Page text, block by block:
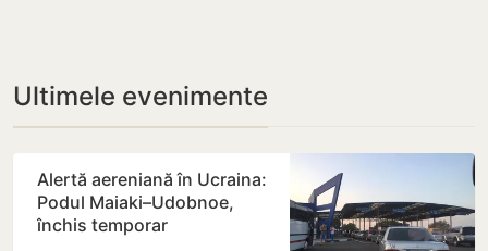
Ultimele evenimente
Alertă aereniană în Ucraina:
Podul Maiaki–Udobnoe,
închis temporar